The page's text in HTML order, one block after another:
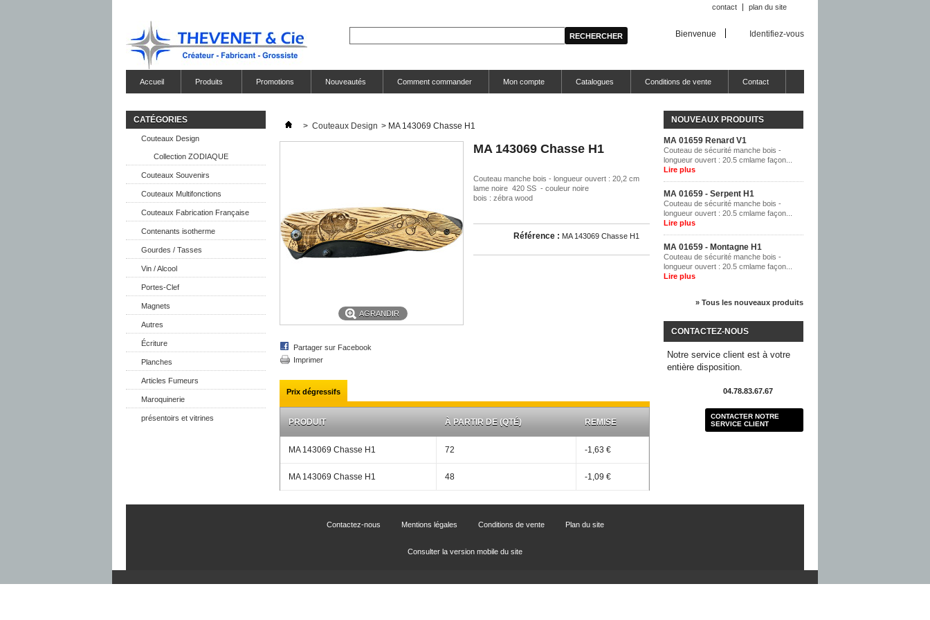
contact plan du site
Bienvenue Identifiez-vous
Accueil Produits Promotions Nouveautés Comment commander Mon compte Catalogues Conditions de vente Contact
CATÉGORIES
Couteaux Design
Collection ZODIAQUE
Couteaux Souvenirs
Couteaux Multifonctions
Couteaux Fabrication Française
Contenants isotherme
Gourdes / Tasses
Vin / Alcool
Portes-Clef
Magnets
Autres
Écriture
Planches
Articles Fumeurs
Maroquinerie
présentoirs et vitrines
> Couteaux Design > MA 143069 Chasse H1
AGRANDIR
Partager sur Facebook
Imprimer
MA 143069 Chasse H1
Couteau manche bois - longueur ouvert : 20,2 cm
lame noire 420 SS - couleur noire
bois : zébra wood
Référence : MA 143069 Chasse H1
Prix dégressifs
PRODUIT À PARTIR DE (QTÉ) REMISE
MA 143069 Chasse H1 72 -1,63 €
MA 143069 Chasse H1 48 -1,09 €
NOUVEAUX PRODUITS
MA 01659 Renard V1
Couteau de sécurité manche bois -
longueur ouvert : 20.5 cmlame façon...
Lire plus
MA 01659 - Serpent H1
Couteau de sécurité manche bois -
longueur ouvert : 20.5 cmlame façon...
Lire plus
MA 01659 - Montagne H1
Couteau de sécurité manche bois -
longueur ouvert : 20.5 cmlame façon...
Lire plus
» Tous les nouveaux produits
CONTACTEZ-NOUS
Notre service client est à votre
entière disposition.
04.78.83.67.67
CONTACTER NOTRE
SERVICE CLIENT
Contactez-nous Mentions légales Conditions de vente Plan du site
Consulter la version mobile du site